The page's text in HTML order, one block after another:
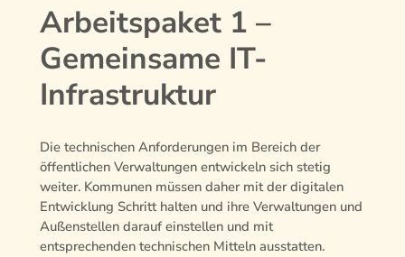
Arbeitspaket 1 –
Gemeinsame IT-
Infrastruktur
Die technischen Anforderungen im Bereich der
öffentlichen Verwaltungen entwickeln sich stetig
weiter. Kommunen müssen daher mit der digitalen
Entwicklung Schritt halten und ihre Verwaltungen und
Außenstellen darauf einstellen und mit
entsprechenden technischen Mitteln ausstatten.